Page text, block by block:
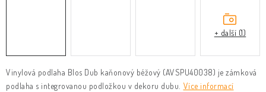
Vinylová podlaha Blos Dub kaňonový béžový (AVSPU40038) je zámková
podlaha s integrovanou podložkou v dekoru dubu. Více informací
+ další (1)